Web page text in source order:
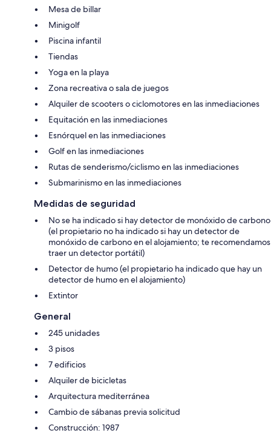
Mesa de billar
Minigolf
Piscina infantil
Tiendas
Yoga en la playa
Zona recreativa o sala de juegos
Alquiler de scooters o ciclomotores en las inmediaciones
Equitación en las inmediaciones
Esnórquel en las inmediaciones
Golf en las inmediaciones
Rutas de senderismo/ciclismo en las inmediaciones
Submarinismo en las inmediaciones
Medidas de seguridad
No se ha indicado si hay detector de monóxido de carbono
(el propietario no ha indicado si hay un detector de
monóxido de carbono en el alojamiento; te recomendamos
traer un detector portátil)
Detector de humo (el propietario ha indicado que hay un
detector de humo en el alojamiento)
Extintor
General
245 unidades
3 pisos
7 edificios
Alquiler de bicicletas
Arquitectura mediterránea
Cambio de sábanas previa solicitud
Construcción: 1987